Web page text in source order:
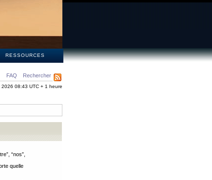
RESSOURCES
FAQ Rechercher
08:43 UTC + 1 heure
“nos”,
quelle